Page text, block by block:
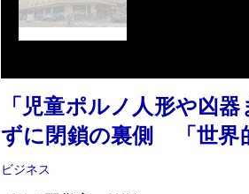
「児童ポルノ人形や凶
ずに閉鎖の裏側 「世界
ビジネス